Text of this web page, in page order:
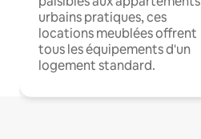
urbains pratiques, ces
locations meublées offrent
tous les équipements d'un
logement standard.